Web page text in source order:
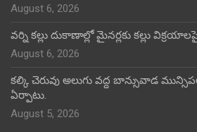
August 6, 2026
వర్ని కల్లు దుకాణాల్లో మైనర్లకు కల్లు
August 6, 2026
కల్కి చెరువు అలుగు వద్ద బాన్సువాడ
ఏర్పాటు.
August 5, 2026